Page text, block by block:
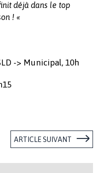
déjà dans le top
! «
-> Municipal, 10h
ARTICLE SUIVANT